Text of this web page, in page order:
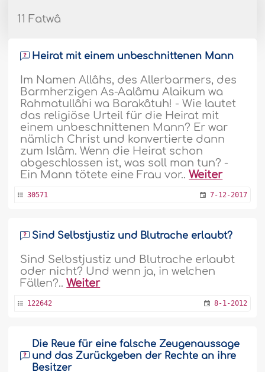
11 Fatwâ
Heirat mit einem unbeschnittenen Mann
Im Namen Allâhs, des Allerbarmers, des
Barmherzigen As-Aalâmu Alaikum wa
Rahmatullâhi wa Barakâtuh! - Wie lautet
das religiöse Urteil für die Heirat mit
einem unbeschnittenen Mann? Er war
nämlich Christ und konvertierte dann
zum Islâm. Wenn die Heirat schon
abgeschlossen ist, was soll man tun? -
Ein Mann tötete eine Frau vor..Weiter
30571 7-12-2017
Sind Selbstjustiz und Blutrache erlaubt?
Sind Selbstjustiz und Blutrache erlaubt
oder nicht? Und wenn ja, in welchen
Fällen?..Weiter
122642 8-1-2012
Die Reue für eine falsche Zeugenaussage
und das Zurückgeben der Rechte an ihre
Besitzer